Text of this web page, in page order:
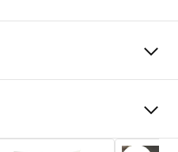
Or brossé